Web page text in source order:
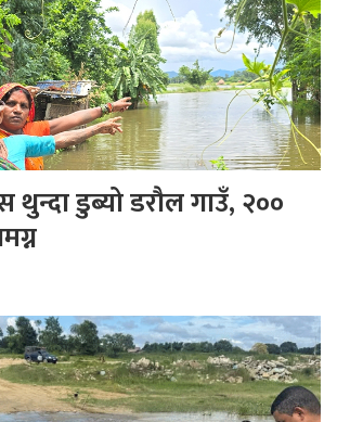
थुन्दा डुब्यो डरौल गाउँ, २००